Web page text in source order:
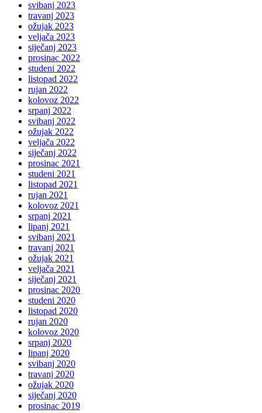
svibanj 2023
travanj 2023
ožujak 2023
veljača 2023
siječanj 2023
prosinac 2022
studeni 2022
listopad 2022
rujan 2022
kolovoz 2022
srpanj 2022
svibanj 2022
ožujak 2022
veljača 2022
siječanj 2022
prosinac 2021
studeni 2021
listopad 2021
rujan 2021
kolovoz 2021
srpanj 2021
lipanj 2021
svibanj 2021
travanj 2021
ožujak 2021
veljača 2021
siječanj 2021
prosinac 2020
studeni 2020
listopad 2020
rujan 2020
kolovoz 2020
srpanj 2020
lipanj 2020
svibanj 2020
travanj 2020
ožujak 2020
siječanj 2020
prosinac 2019